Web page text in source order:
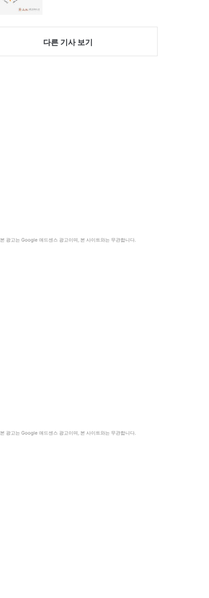
다른 기사 보기
본 광고는 Google 애드센스 광고이며, 본 사이트와는 무관합니다.
본 광고는 Google 애드센스 광고이며, 본 사이트와는 무관합니다.